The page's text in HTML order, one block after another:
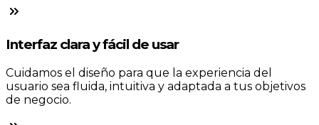
Interfaz clara y fácil de usar
Cuidamos el diseño para que la experiencia del
usuario sea fluida, intuitiva y adaptada a tus objetivos
de negocio.